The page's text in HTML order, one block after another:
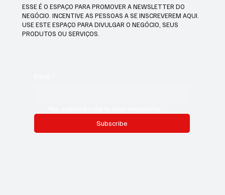
ESSE É O ESPAÇO PARA PROMOVER A NEWSLETTER DO
NEGÓCIO. INCENTIVE AS PESSOAS A SE INSCREVEREM AQUI.
USE ESTE ESPAÇO PARA DIVULGAR O NEGÓCIO, SEUS
PRODUTOS OU SERVIÇOS.
Subscribe